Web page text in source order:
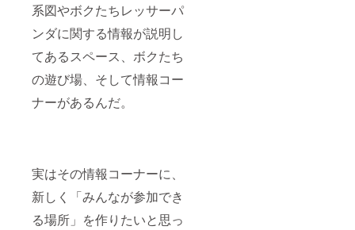
系図やボクたちレッサーパ
ンダに関する情報が説明し
てあるスペース、ボクたち
の遊び場、そして情報コー
ナーがあるんだ。
実はその情報コーナーに、
新しく「みんなが参加でき
る場所」を作りたいと思っ